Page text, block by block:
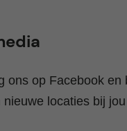
ons op Facebook en
nieuwe locaties bij